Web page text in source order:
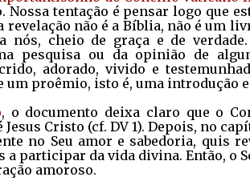
Nossa tentação é pensar logo que
não é a Bíblia, não é um
nós, cheio de graça e de
pesquisa ou da opinião de
adorado, vivido e
um proêmio, isto é, uma introdução
, o documento deixa claro que o
Jesus Cristo (cf. DV 1). Depois, no
no Seu amor e sabedoria, quis
a participar da vida divina. Então, o
amoroso.